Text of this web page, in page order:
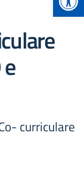
curriculare